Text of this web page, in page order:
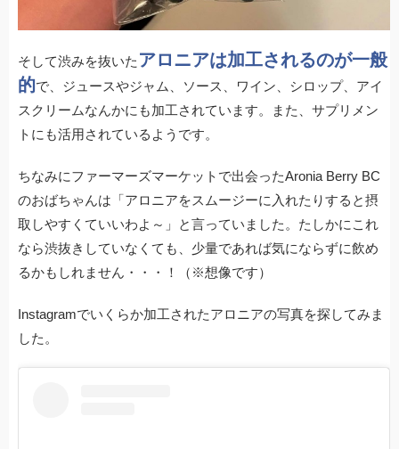
そして渋みを抜いた アロニアは加工されるのが一般
的で、ジュースやジャム、ソース、ワイン、シロップ、アイ
スクリームなんかにも加工されています。また、サプリメン
トにも活用されているようです。
ちなみにファーマーズマーケットで出会ったAronia Berry BC
のおばちゃんは「アロニアをスムージーに入れたりすると摂
取しやすくていいわよ～」と言っていました。たしかにこれ
なら渋抜きしていなくても、少量であれば気にならずに飲め
るかもしれません・・・！（※想像です）
Instagramでいくらか加工されたアロニアの写真を探してみま
した。